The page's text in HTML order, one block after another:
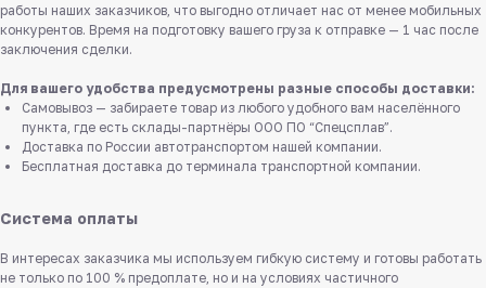
работы наших заказчиков, что выгодно отличает нас от менее мобильных
конкурентов. Время на подготовку вашего груза к отправке — 1 час после
заключения сделки.
Для вашего удобства предусмотрены разные способы доставки:
Самовывоз — забираете товар из любого удобного вам населённого
пункта, где есть склады-партнёры ООО ПО “Спецсплав”.
Доставка по России автотранспортом нашей компании.
Бесплатная доставка до терминала транспортной компании.
Система оплаты
В интересах заказчика мы используем гибкую систему и готовы работать
не только по 100 % предоплате, но и на условиях частичного